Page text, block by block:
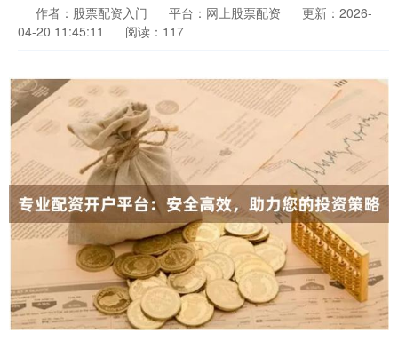
作者：股票配资入门 平台：网上股票配资
更新：2026-
04-20 11:45:11
阅读：117